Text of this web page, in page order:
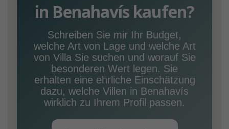
in Benahavís kaufen?
Schreiben Sie mir Ihr Budget,
welche Art von Lage und welche Art
von Villa Sie suchen und worauf Sie
besonderen Wert legen. Sie
erhalten eine ehrliche Einschätzung
dazu, welche Villen in Benahavís
wirklich zu Ihrem Profil passen.